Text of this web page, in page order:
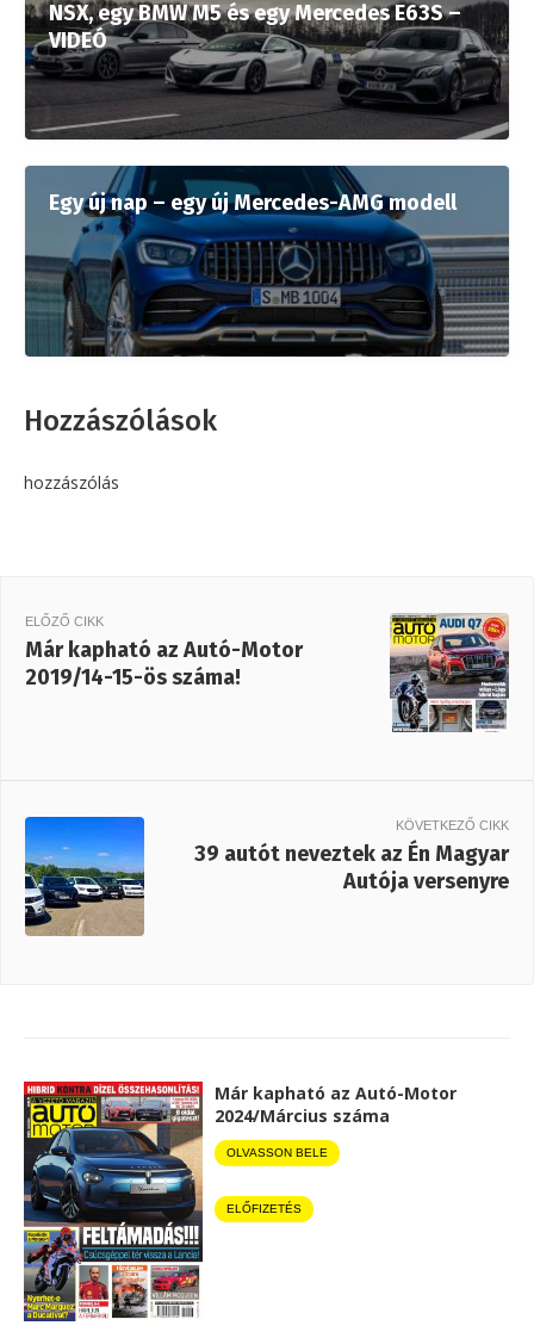
NSX, egy BMW M5 és egy Mercedes E63S –
VIDEÓ
Egy új nap – egy új Mercedes-AMG modell
Hozzászólások
hozzászólás
ELŐZŐ CIKK
Már kapható az Autó-Motor
2019/14-15-ös száma!
KÖVETKEZŐ CIKK
39 autót neveztek az Én Magyar
Autója versenyre
Már kapható az Autó-Motor
2024/Március száma
OLVASSON BELE
ELŐFIZETÉS